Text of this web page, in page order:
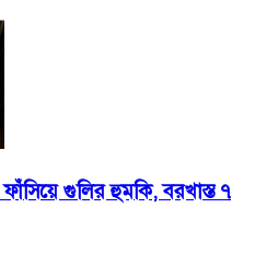
গুলির হুমকি, বরখাস্ত ৭